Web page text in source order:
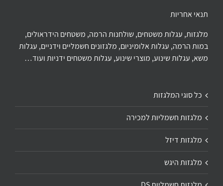
תנאי אחריות
מלגזות, עגלות משטחים, שולחנות הרמה, משטחים הידראולים,
במות הרמה, עגלות אלומיניום, מלגזונים חשמליים וידניים, עגלות
משא, עגלות שינוע, מוצרי שינוע, עגלות משטחים ידניות ועוד…
כל סוגי המלגזות
מלגזות חשמליות למכירה
מלגזות דיזל
מלגזות היגש